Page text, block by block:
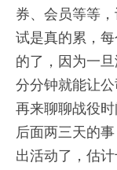
券、会员等等
试是真的累，
的了，因为一
分分钟就能让公
再来聊聊战役
后面两三天的
出活动了，估